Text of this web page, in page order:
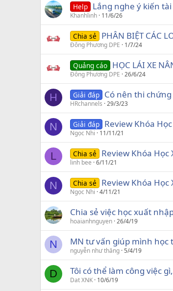
Help Lắng nghe ý kiến
Khanhlinh 11/6/26
Chia sẻ PHÂN BIỆT CÁC
Đông Phương DPE 1/7/24
Quảng cáo HỌC LÁI XE
Đông Phương DPE 26/6/24
H Giải đáp Có nên thi
HRchannels 29/3/23
N Giải đáp Review Khóa
Ngọc Nhi 11/11/21
L Chia sẻ Review Khóa
linh bee 6/11/21
N Chia sẻ Review Khóa
Ngọc Nhi 4/11/21
Chia sẻ việc học xuất
hoaianhnguyen 26/4/19
N MN tư vấn giúp mình học
nguyễn như thăng 5/4/19
D Tôi có thể làm công việc
Dat XNK 10/6/19